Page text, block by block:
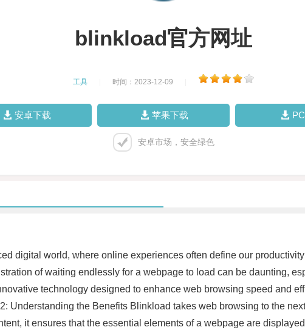
blinkload官方网址
工具 时间：2023-12-09
安卓下载 苹果下载
安卓市场，安全绿色
digital world, where online experiences often define our
of waiting endlessly for a webpage to load can be daunting,
technology designed to enhance web browsing speed and
Understanding the Benefits Blinkload takes web browsing to the
it ensures that the essential elements of a webpage are